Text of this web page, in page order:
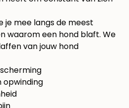
je mee langs de meest
waarom een hond blaft. We
van jouw hond
opwinding